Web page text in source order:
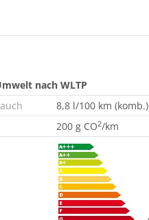
nach WLTP
8,8 l/100 km (komb.)
200 g CO2/km